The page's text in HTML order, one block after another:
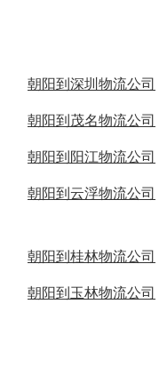
朝阳到深圳物流公司
朝阳到茂名物流公司
朝阳到阳江物流公司
朝阳到云浮物流公司
朝阳到桂林物流公司
朝阳到玉林物流公司